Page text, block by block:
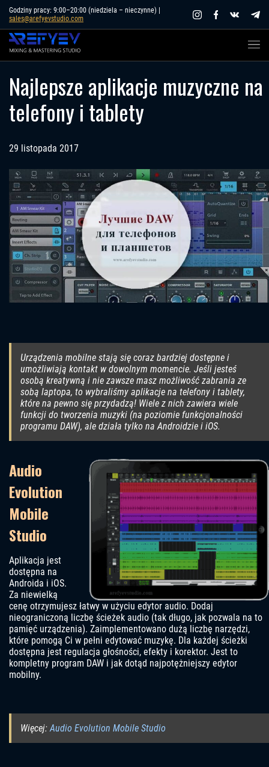
Skip
content
Godziny pracy: 9:00–20:00 (niedziela – nieczynne) |
sales@arefyevstudio.com
Najlepsze aplikacje muzyczne na
telefony i tablety
29 listopada 2017
Urządzenia mobilne stają się coraz bardziej dostępne i
umożliwiają kontakt w dowolnym momencie. Jeśli jesteś
osobą kreatywną i nie zawsze masz możliwość zabrania ze
sobą laptopa, to wybraliśmy aplikacje na telefony i tablety,
które na pewno się przydadzą! Wiele z nich zawiera wiele
funkcji do tworzenia muzyki (na poziomie funkcjonalności
programu DAW), ale działa tylko na Androidzie i iOS.
Audio
Evolution
Mobile
Studio
Aplikacja jest
dostępna na
Androida i iOS.
Za niewielką
cenę otrzymujesz łatwy w użyciu edytor audio. Dodaj
nieograniczoną liczbę ścieżek audio (tak długo, jak pozwala na to
pamięć urządzenia). Zaimplementowano dużą liczbę narzędzi,
które pomogą Ci w pełni edytować muzykę. Dla każdej ścieżki
dostępna jest regulacja głośności, efekty i korektor. Jest to
kompletny program DAW i jak dotąd najpotężniejszy edytor
mobilny.
Więcej:Audio Evolution Mobile Studio